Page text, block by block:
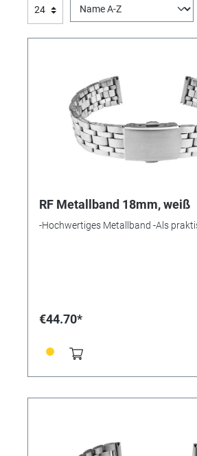
RF Metallband 18mm, weiß
-Hochwertiges Metallband -Als
€44.70*